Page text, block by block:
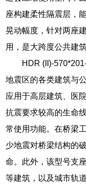
座构建柔性隔震层，
晃动幅度，针对两座
用，是大跨度公共建
HDR (II)-
地震区的各类建筑与
应用于高层建筑、医
抗震要求较高的生命
常使用功能。在桥梁
少地震对桥梁结构的
命。此外，该型号支
等建筑，以及城市轨